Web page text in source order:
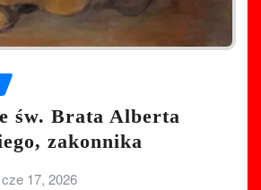
św. Brata Alberta
zakonnika
cze 17, 2026